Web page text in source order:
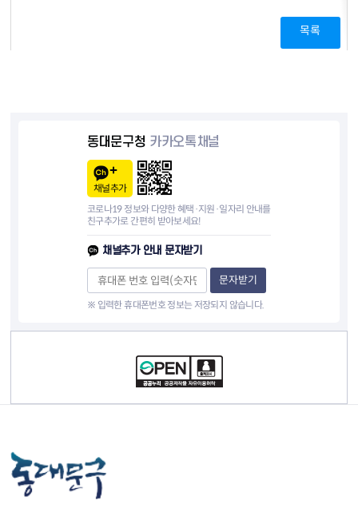
목록
동대문구청 카카오톡채널
채널추가
코로나19 정보와 다양한 혜택·지원·일자리 안내를
친구추가로 간편히 받아보세요!
채널추가 안내 문자받기
문자받기
※ 입력한 휴대폰번호 정보는 저장되지 않습니다.